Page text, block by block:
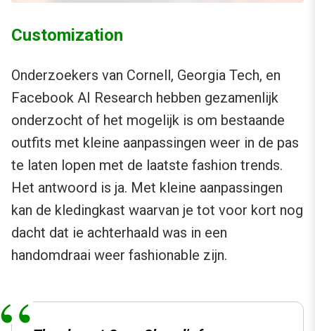
Customization
Onderzoekers van Cornell, Georgia Tech, en
Facebook AI Research hebben gezamenlijk
onderzocht of het mogelijk is om bestaande
outfits met kleine aanpassingen weer in de pas
te laten lopen met de laatste fashion trends.
Het antwoord is ja. Met kleine aanpassingen
kan de kledingkast waarvan je tot voor kort nog
dacht dat ie achterhaald was in een
handomdraai weer fashionable zijn.